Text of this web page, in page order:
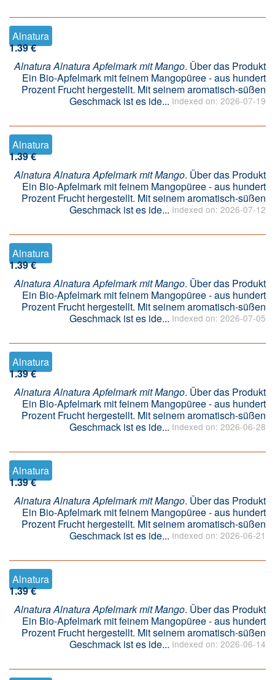
Alnatura
1.39 €
Alnatura Alnatura Apfelmark mit Mango. Über das Produkt
Ein Bio-Apfelmark mit feinem Mangopüree - aus hundert
Prozent Frucht hergestellt. Mit seinem aromatisch-süßen
Geschmack ist es ide... Indexed on: 2026-07-19
Alnatura
1.39 €
Alnatura Alnatura Apfelmark mit Mango. Über das Produkt
Ein Bio-Apfelmark mit feinem Mangopüree - aus hundert
Prozent Frucht hergestellt. Mit seinem aromatisch-süßen
Geschmack ist es ide... Indexed on: 2026-07-12
Alnatura
1.39 €
Alnatura Alnatura Apfelmark mit Mango. Über das Produkt
Ein Bio-Apfelmark mit feinem Mangopüree - aus hundert
Prozent Frucht hergestellt. Mit seinem aromatisch-süßen
Geschmack ist es ide... Indexed on: 2026-07-05
Alnatura
1.39 €
Alnatura Alnatura Apfelmark mit Mango. Über das Produkt
Ein Bio-Apfelmark mit feinem Mangopüree - aus hundert
Prozent Frucht hergestellt. Mit seinem aromatisch-süßen
Geschmack ist es ide... Indexed on: 2026-06-28
Alnatura
1.39 €
Alnatura Alnatura Apfelmark mit Mango. Über das Produkt
Ein Bio-Apfelmark mit feinem Mangopüree - aus hundert
Prozent Frucht hergestellt. Mit seinem aromatisch-süßen
Geschmack ist es ide... Indexed on: 2026-06-21
Alnatura
1.39 €
Alnatura Alnatura Apfelmark mit Mango. Über das Produkt
Ein Bio-Apfelmark mit feinem Mangopüree - aus hundert
Prozent Frucht hergestellt. Mit seinem aromatisch-süßen
Geschmack ist es ide... Indexed on: 2026-06-14